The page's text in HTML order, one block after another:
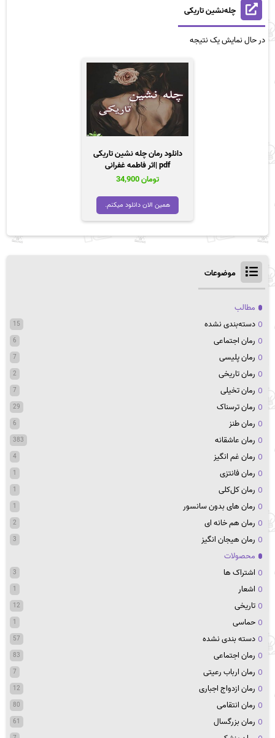
چله‌نشین تاریکی
در حال نمایش یک نتیجه
دانلود رمان چله نشین تاریکی
pdf |اثر فاطمه غفرانی
تومان
همین الان دانلود میکنم.
موضوعات
مطالب
دسته‌بندی نشده
15
رمان اجتماعی 6
رمان پلیسی 7
رمان تاریخی 2
رمان تخیلی 7
رمان ترسناک 29
رمان طنز 6
رمان عاشقانه 383
رمان غم انگیز 4
رمان فانتزی 1
رمان کل‌کلی 1
رمان های بدون سانسور 1
رمان هم خانه ای 2
رمان هیجان انگیز 3
محصولات
اشتراک ها
3
اشعار 1
تاریخی 12
حماسی 1
دسته بندی نشده 57
رمان اجتماعی 83
رمان ارباب رعیتی 7
رمان ازدواج اجباری 12
رمان انتقامی 80
رمان بزرگسال 61